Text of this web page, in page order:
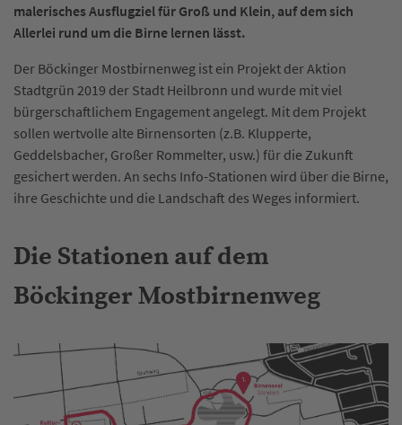
malerisches Ausflugziel für Groß und Klein, auf dem sich
Allerlei rund um die Birne lernen lässt.
Der Böckinger Mostbirnenweg ist ein Projekt der Aktion
Stadtgrün 2019 der Stadt Heilbronn und wurde mit viel
bürgerschaftlichem Engagement angelegt. Mit dem Projekt
sollen wertvolle alte Birnensorten (z.B. Klupperte,
Geddelsbacher, Großer Rommelter, usw.) für die Zukunft
gesichert werden. An sechs Info-Stationen wird über die Birne,
ihre Geschichte und die Landschaft des Weges informiert.
Die Stationen auf dem
Böckinger Mostbirnenweg